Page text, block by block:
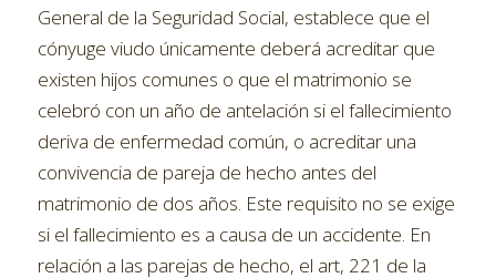
General de la Seguridad Social, establece que el
cónyuge viudo únicamente deberá acreditar que
existen hijos comunes o que el matrimonio se
celebró con un año de antelación si el fallecimiento
deriva de enfermedad común, o acreditar una
convivencia de pareja de hecho antes del
matrimonio de dos años. Este requisito no se exige
si el fallecimiento es a causa de un accidente. En
relación a las parejas de hecho, el art, 221 de la